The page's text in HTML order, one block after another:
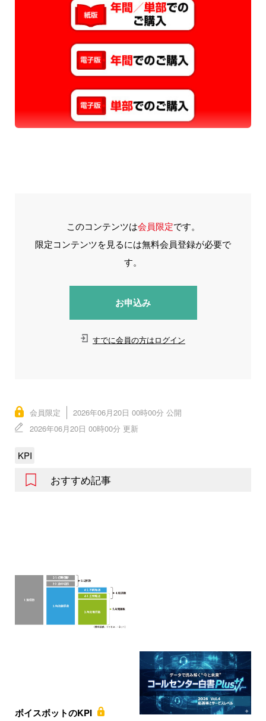
このコンテンツは会員限定です。
限定コンテンツを見るには無料会員登録が必要で
す。
お申込み
すでに会員の方はログイン
会員限定
2026年06月20日 00時00分 公開
2026年06月20日 00時00分 更新
KPI
おすすめ記事
ボイスボットのKPI